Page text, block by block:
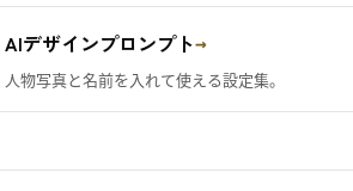
AIデザインプロンプト→
人物写真と名前を入れて使える設定集。